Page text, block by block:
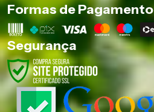
Formas de Pagamento
Segurança